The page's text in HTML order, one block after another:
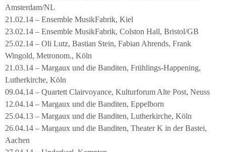
Amsterdam/NL
21.02.14 – Ensemble MusikFabrik, Kiel
23.02.14 – Ensemble MusikFabrik, Colston Hall, Bristol/GB
25.02.14 – Oli Lutz, Bastian Stein, Fabian Ahrends, Frank
Wingold, Metronom., Köln
21.03.14 – Margaux und die Banditen, Frühlings-Happening,
Lutherkirche, Köln
09.04.14 – Quartett Clairvoyance, Kulturforum Alte Post, Neuss
12.04.14 – Margaux und die Banditen, Eppelborn
25.04.13 – Margaux und die Banditen, Lutherkirche, Köln
26.04.14 – Margaux und die Banditen, Theater K in der Bastei,
Aachen